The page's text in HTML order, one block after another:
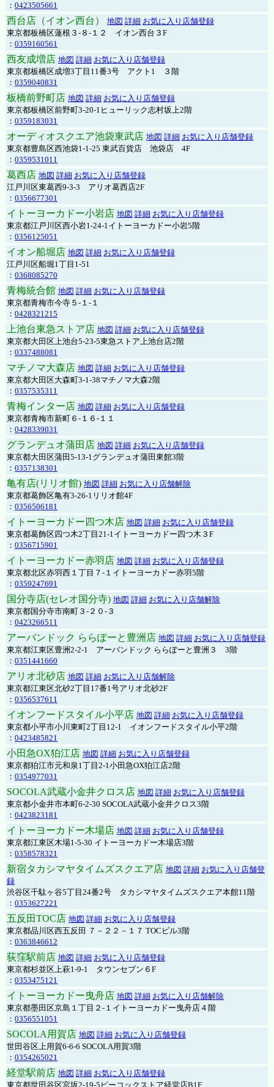
： 0423505661
西台店（イオン西台） 地図 詳細 お気に入り店舗登録
東京都板橋区蓮根３-８-１２ イオン西台３F
： 0359160561
西友成増店 地図 詳細 お気に入り店舗登録
東京都板橋区成増3丁目11番3号 アクト1 ３階
： 0359040831
板橋前野町店 地図 詳細 お気に入り店舗登録
東京都板橋区前野町3-20-1ヒューリック志村坂上2階
： 0359183031
オーディオスクエア池袋東武店 地図 詳細 お気に入り店舗登録
東京都豊島区西池袋1-1-25 東武百貨店 池袋店 4F
： 0359531011
葛西店 地図 詳細 お気に入り店舗登録
江戸川区東葛西9-3-3 アリオ葛西店2F
： 0356677301
イトーヨーカドー小岩店 地図 詳細 お気に入り店舗登録
東京都江戸川区西小岩1-24-1イトーヨーカドー小岩5階
： 0356125051
イオン船堀店 地図 詳細 お気に入り店舗登録
江戸川区船堀1丁目1-51
： 0368085270
青梅統合館 地図 詳細 お気に入り店舗登録
東京都青梅市今寺５-１-１
： 0428321215
上池台東急ストア店 地図 詳細 お気に入り店舗登録
東京都大田区上池台5-23-5東急ストア上池台店2階
： 0337488081
マチノマ大森店 地図 詳細 お気に入り店舗登録
東京都大田区大森町3-1-38マチノマ大森2階
： 0357535311
青梅インター店 地図 詳細 お気に入り店舗登録
東京都青梅市新町６-１６-１１
： 0428339031
グランデュオ蒲田店 地図 詳細 お気に入り店舗登録
東京都大田区蒲田5-13-1グランデュオ蒲田東館3階
： 0357138301
亀有店(リリオ館) 地図 詳細 お気に入り店舗解除
東京都葛飾区亀有3-26-1リリオ館4F
： 0356506181
イトーヨーカドー四つ木店 地図 詳細 お気に入り店舗登録
東京都葛飾区四つ木2丁目21-1イトーヨーカドー四つ木３F
： 0356715901
イトーヨーカドー赤羽店 地図 詳細 お気に入り店舗登録
東京都北区赤羽西１丁目７-１イトーヨーカドー赤羽5階
： 0359247691
国分寺店(セレオ国分寺) 地図 詳細 お気に入り店舗解除
東京都国分寺市南町３-２０-３
： 0423266511
アーバンドック ららぽーと豊洲店 地図 詳細 お気に入り店舗登録
東京都江東区豊洲2-2-1 アーバンドック ららぽーと豊洲３ 3階
： 0351441660
アリオ北砂店 地図 詳細 お気に入り店舗解除
東京都江東区北砂2丁目17番1号アリオ北砂2F
： 0356537611
イオンフードスタイル小平店 地図 詳細 お気に入り店舗登録
東京都小平市小川東町2丁目12-1 イオンフードスタイル小平2階
： 0423485821
小田急OX狛江店 地図 詳細 お気に入り店舗登録
東京都狛江市元和泉1丁目2-1小田急OX狛江店2階
： 0354977031
SOCOLA武蔵小金井クロス店 地図 詳細 お気に入り店舗登録
東京都小金井市本町6-2-30 SOCOLA武蔵小金井クロス3階
： 0423823181
イトーヨーカドー木場店 地図 詳細 お気に入り店舗登録
東京都江東区木場1-5-30 イトーヨーカドー木場店3階
： 0358578321
新宿タカシマヤタイムズスクエア店 地図 詳細 お気に入り店舗登
録
渋谷区千駄ヶ谷5丁目24番2号 タカシマヤタイムズスクエア本館11階
： 0353627221
五反田TOC店 地図 詳細 お気に入り店舗登録
東京都品川区西五反田 ７－２２－１７ TOCビル3階
： 0363846612
荻窪駅前店 地図 詳細 お気に入り店舗登録
東京都杉並区上萩1-9-1 タウンセブン６F
： 0353475121
イトーヨーカドー曳舟店 地図 詳細 お気に入り店舗解除
東京都墨田区京島１丁目２-１イトーヨーカドー曳舟店４階
： 0356551051
SOCOLA用賀店 地図 詳細 お気に入り店舗登録
世田谷区上用賀6-6-6 SOCOLA用賀3階
： 0354265021
経堂駅前店 地図 詳細 お気に入り店舗登録
東京都世田谷区宮坂2-19-5ピーコックストア経堂店B1F